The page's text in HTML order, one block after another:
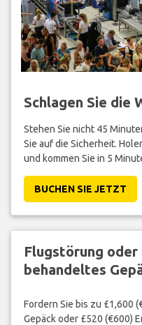
Schlagen Sie die
Stehen Sie nicht 45
Sie auf die Sicherheit.
und kommen Sie in 5
BUCHEN SIE JETZT
Flugstörung
behandeltes
Fordern Sie bis zu £1,600
Gepäck oder £520 (€600)